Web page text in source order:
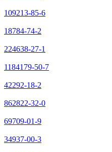
109213-85-6
18784-74-2
224638-27-1
1184179-50-7
42292-18-2
862822-32-0
69709-01-9
34937-00-3